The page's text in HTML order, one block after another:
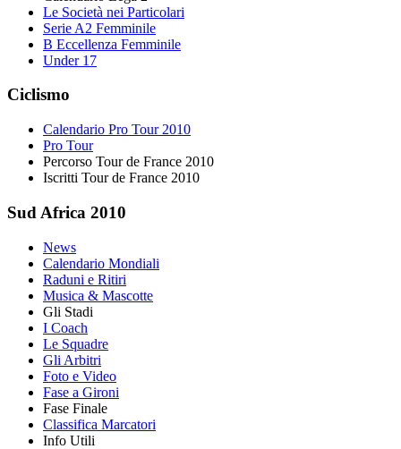
Le Società nei Particolari
Serie A2 Femminile
B Eccellenza Femminile
Under 17
Ciclismo
Calendario Pro Tour 2010
Pro Tour
Percorso Tour de France 2010
Iscritti Tour de France 2010
Sud Africa 2010
News
Calendario Mondiali
Raduni e Ritiri
Musica & Mascotte
Gli Stadi
I Coach
Le Squadre
Gli Arbitri
Foto e Video
Fase a Gironi
Fase Finale
Classifica Marcatori
Info Utili